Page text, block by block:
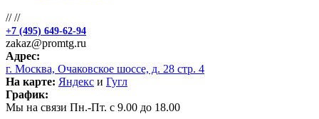
////
+7 (495) 649-62-94
zakaz@promtg.ru
Адрес:
г. Москва, Очаковское шоссе, д. 28 стр. 4
На карте: Яндекс и Гугл
График:
Мы на связи Пн.-Пт. с 9.00 до 18.00